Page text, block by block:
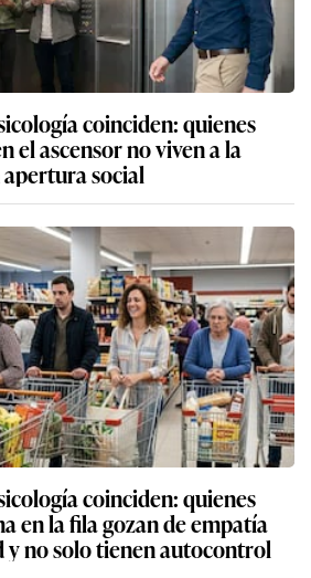
coinciden: quienes
el ascensor no viven a la
social
coinciden: quienes
en la fila gozan de empatía
no solo tienen autocontrol